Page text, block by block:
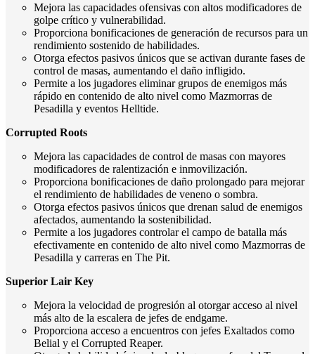
Mejora las capacidades ofensivas con altos modificadores de
golpe crítico y vulnerabilidad.
Proporciona bonificaciones de generación de recursos para un
rendimiento sostenido de habilidades.
Otorga efectos pasivos únicos que se activan durante fases de
control de masas, aumentando el daño infligido.
Permite a los jugadores eliminar grupos de enemigos más
rápido en contenido de alto nivel como Mazmorras de
Pesadilla y eventos Helltide.
Corrupted Roots
Mejora las capacidades de control de masas con mayores
modificadores de ralentización e inmovilización.
Proporciona bonificaciones de daño prolongado para mejorar
el rendimiento de habilidades de veneno o sombra.
Otorga efectos pasivos únicos que drenan salud de enemigos
afectados, aumentando la sostenibilidad.
Permite a los jugadores controlar el campo de batalla más
efectivamente en contenido de alto nivel como Mazmorras de
Pesadilla y carreras en The Pit.
Superior Lair Key
Mejora la velocidad de progresión al otorgar acceso al nivel
más alto de la escalera de jefes de endgame.
Proporciona acceso a encuentros con jefes Exaltados como
Belial y el Corrupted Reaper.